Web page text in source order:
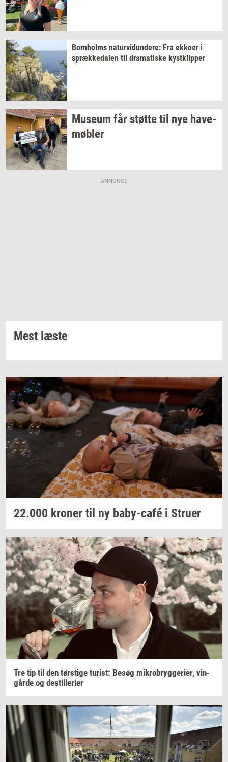
Born­holms na­tur­vi­dun­de­re: Fra ek­ko­er i
spræk­ke­da­len til dra­ma­ti­ske kyst­klip­per
Mu­se­um fårstøt­tetil nye ha­ve­
møb­ler
ANNONCE
Mest læste
22.000 kro­ner til ny baby-​café i Stru­er
Tre tip til den tørsti­ge turist: Besøg mi­kro­bryg­ge­ri­er, vin­
går­de og destil­le­ri­er